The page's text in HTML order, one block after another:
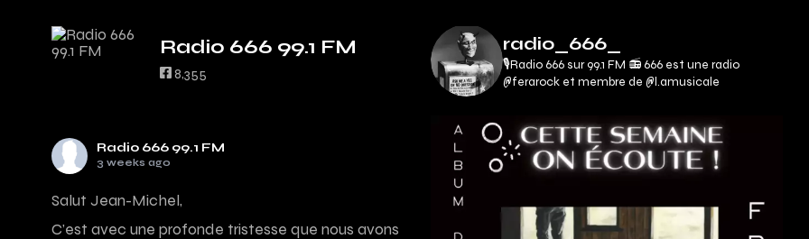
Radio 666 99.1 FM
8,355
Radio 666 99.1 FM
3 weeks ago
Salut Jean-Michel,
C’est avec une profonde tristesse que nous avons
radio_666_
🎙Radio 666 sur 99.1 FM 📻666 est une radio
@ferarock et membre de @l.amusicale